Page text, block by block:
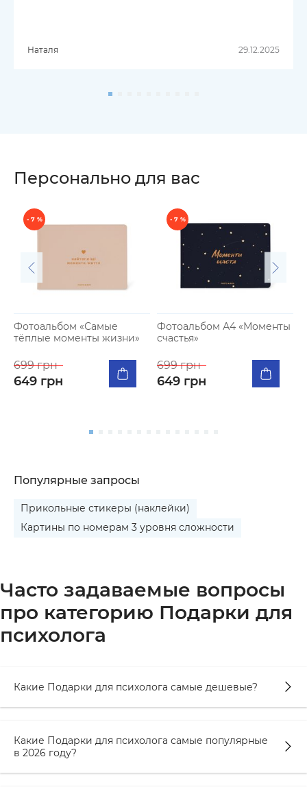
Наталя 29.12.2025
Персонально для вас
- 7 %
Фотоальбом «Самые
тёплые моменты жизни»
699 грн
649 грн
- 7 %
Фотоальбом А4 «Моменты
счастья»
699 грн
649 грн
Популярные запросы
Прикольные стикеры (наклейки)
Картины по номерам 3 уровня сложности
Часто задаваемые вопросы
про категорию Подарки для
психолога
Какие Подарки для психолога самые дешевые?
Какие Подарки для психолога самые популярные
в 2026 году?